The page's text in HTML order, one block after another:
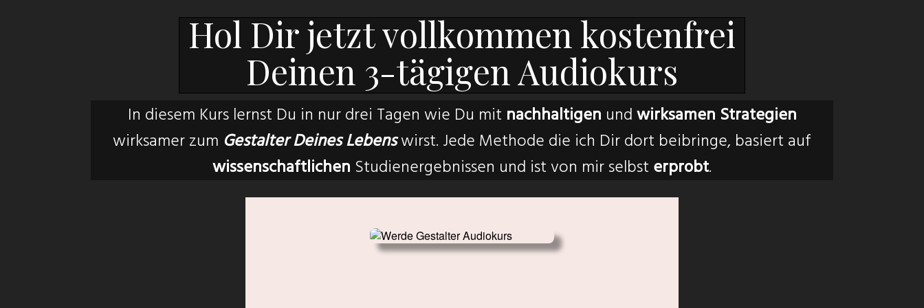
Hol Dir jetzt vollkommen kostenfrei
Deinen 3-tägigen Audiokurs
In diesem Kurs lernst Du in nur drei Tagen wie Du mit nachhaltigen undwirksamen Strategien
wirksamer zum Gestalter Deines Lebenswirst. Jede Methode die ich Dir dort beibringe, basiert auf
wissenschaftlichen Studienergebnissen und ist von mir selbst erprobt.